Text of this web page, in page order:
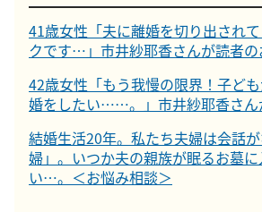
41歳女性「夫に離婚を切り出され
クです…」市井紗耶香さんが読者の
42歳女性「もう我慢の限界！子ど
婚をしたい……。」市井紗耶香さん
結婚生活20年。私たち夫婦は会話
婦」。いつか夫の親族が眠るお墓
い…。＜お悩み相談＞